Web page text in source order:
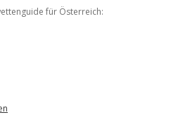
für Österreich: